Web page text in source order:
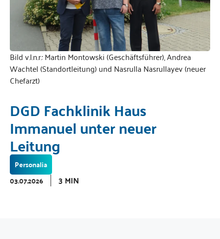
Bild v.l.n.r.: Martin Montowski (Geschäftsführer), Andrea
Wachtel (Standortleitung) und Nasrulla Nasrullayev (neuer
Chefarzt)
DGD Fachklinik Haus
Immanuel unter neuer
Leitung
Personalia
03.07.2026
3 MIN